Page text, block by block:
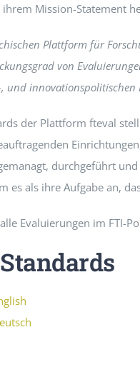
Mission-Statement
Plattform für
von
und
der Plattform fteval
durchgeführt
es als ihre Aufgabe an,
Evaluierungen im FTI-